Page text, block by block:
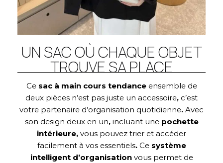
UN SAC OÙ CHAQUE OBJET
TROUVE SA PLACE
Ce sac à main cours tendance ensemble de
deux pièces n’est pas juste un accessoire, c’est
votre partenaire d’organisation quotidienne. Avec
son design deux en un,incluant une pochette
intérieure, vous pouvez trier et accéder
facilement à vos essentiels.Ce système
intelligent d’organisationvous permet de